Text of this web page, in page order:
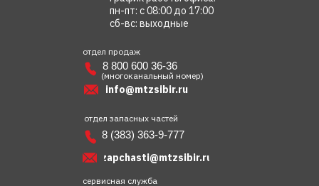
пн-пт: с 08:00 до 17:00
сб-вс: выходные
zapchasti@mtzsibir.ru
отдел запасных частей
сервисная служба
info@mtzsibir.ru
отдел продаж
(многоканальный номер)
8 800 600 36-36
8 (383) 363-9-777